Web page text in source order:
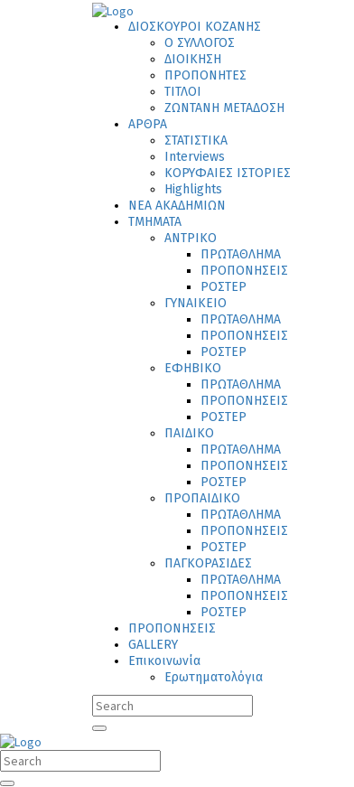
ΔΙΟΣΚΟΥΡΟΙ ΚΟΖΑΝΗΣ
Ο ΣΥΛΛΟΓΟΣ
ΔΙΟΙΚΗΣΗ
ΠΡΟΠΟΝΗΤΕΣ
ΤΙΤΛΟΙ
ΖΩΝΤΑΝΗ ΜΕΤΑΔΟΣΗ
ΑΡΘΡΑ
ΣΤΑΤΙΣΤΙΚΑ
Interviews
ΚΟΡΥΦΑΙΕΣ ΙΣΤΟΡΙΕΣ
Highlights
ΝΕΑ ΑΚΑΔΗΜΙΩΝ
ΤΜΗΜΑΤΑ
ΑΝΤΡΙΚΟ
ΠΡΩΤΑΘΛΗΜΑ
ΠΡΟΠΟΝΗΣΕΙΣ
ΡΟΣΤΕΡ
ΓΥΝΑΙΚΕΙΟ
ΠΡΩΤΑΘΛΗΜΑ
ΠΡΟΠΟΝΗΣΕΙΣ
ΡΟΣΤΕΡ
ΕΦΗΒΙΚΟ
ΠΡΩΤΑΘΛΗΜΑ
ΠΡΟΠΟΝΗΣΕΙΣ
ΡΟΣΤΕΡ
ΠΑΙΔΙΚΟ
ΠΡΩΤΑΘΛΗΜΑ
ΠΡΟΠΟΝΗΣΕΙΣ
ΡΟΣΤΕΡ
ΠΡΟΠΑΙΔΙΚΟ
ΠΡΩΤΑΘΛΗΜΑ
ΠΡΟΠΟΝΗΣΕΙΣ
ΡΟΣΤΕΡ
ΠΑΓΚΟΡΑΣΙΔΕΣ
ΠΡΩΤΑΘΛΗΜΑ
ΠΡΟΠΟΝΗΣΕΙΣ
ΡΟΣΤΕΡ
ΠΡΟΠΟΝΗΣΕΙΣ
GALLERY
Επικοινωνία
Ερωτηματολόγια